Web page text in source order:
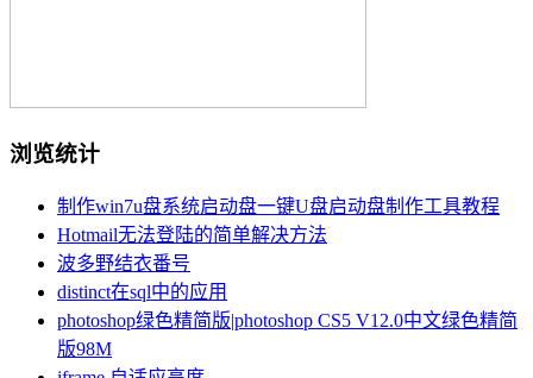
浏览统计
制作win7u盘系统启动盘一键U盘启动盘制作工具教程
Hotmail无法登陆的简单解决方法
波多野结衣番号
distinct在sql中的应用
photoshop绿色精简版|photoshop CS5 V12.0中文绿色精简
版98M